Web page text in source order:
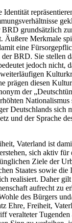
Identität
grundsätzlich
Äußere Merkmale
eine
BRD. Sie stellen
jedoch nicht,
prägen diesen
der
Nationalismus
Deutschlands sich
und der Sprache
Vaterland ist
sich aktiv für
Ziele der
Staates sowie
realisiert. Daher
aufrecht zu
des Bürgers
Ehre, Freiheit,
veralteter Tugenden